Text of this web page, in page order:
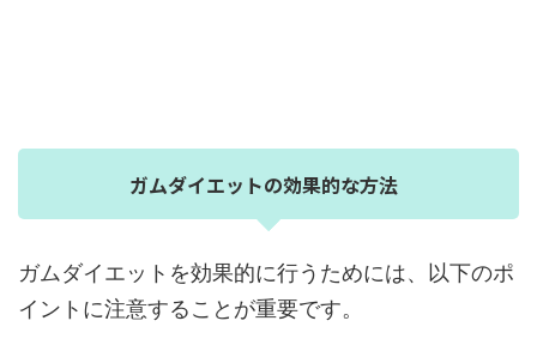
ガムダイエットの効果的な方法
ガムダイエットを効果的に行うためには、以下のポ
イントに注意することが重要です。